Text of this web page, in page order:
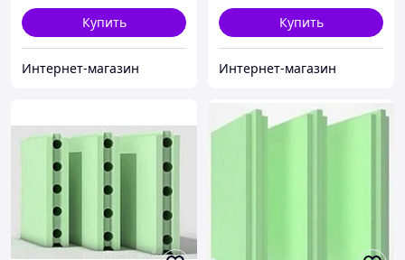
Купить
Интернет-магазин
Купить
Интернет-магазин